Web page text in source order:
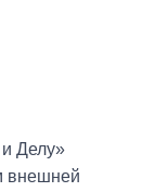
Делу»
внешней